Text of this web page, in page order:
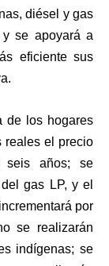
diésel y gas
y se apoyará a
eficiente sus
de los hogares
reales el precio
seis años; se
gas LP, y el
por
se realizarán
indígenas; se